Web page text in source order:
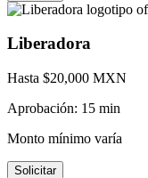
Liberadora
Hasta $20,000 MXN
Aprobación: 15 min
Monto mínimo varía
Solicitar